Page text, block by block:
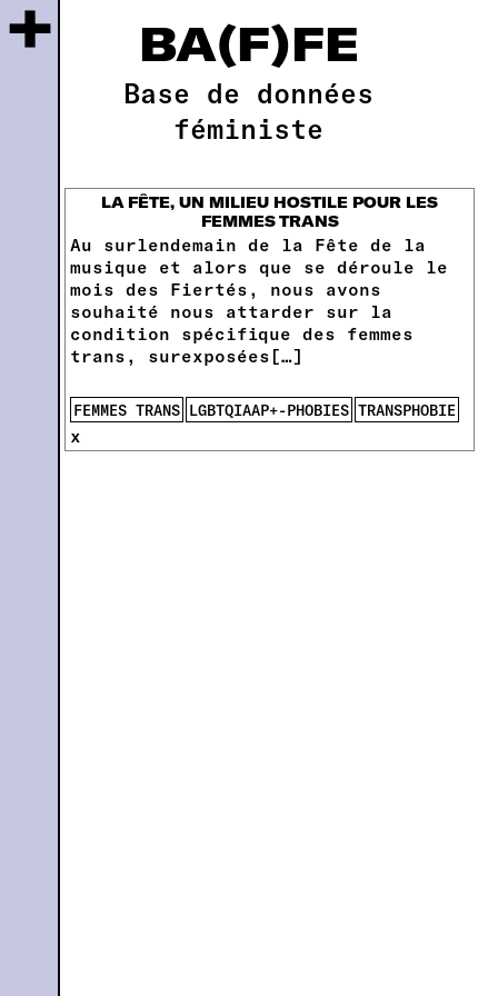
BA(F)FE
Base de données
féministe
+
LA FÊTE, UN MILIEU HOSTILE POUR LES
FEMMES TRANS
Au surlendemain de la Fête de la
musique et alors que se déroule le
mois des Fiertés, nous avons
souhaité nous attarder sur la
condition spécifique des femmes
trans, surexposées[…]
FEMMES TRANS LGBTQIAAP+-PHOBIES TRANSPHOBIE
x